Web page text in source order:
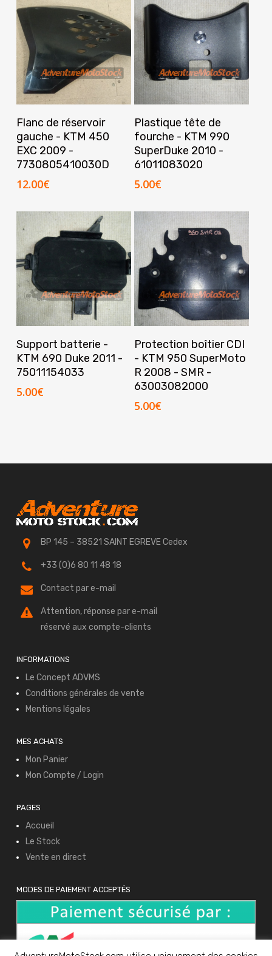
Ajouter Au Panier
Flanc de réservoir
gauche - KTM 450
EXC 2009 -
7730805410030D
12.00€
Ajouter Au Panier
Plastique tête de
fourche - KTM 990
SuperDuke 2010 -
61011083020
5.00€
Ajouter Au Panier
Support batterie -
KTM 690 Duke 2011 -
75011154033
5.00€
Ajouter Au Panier
Protection boîtier CDI
- KTM 950 SuperMoto
R 2008 - SMR -
63003082000
5.00€
BP 145 – 38521 SAINT EGREVE Cedex
+33 (0)6 80 11 48 18
Contact par e-mail
Attention, réponse par e-mail
réservé aux compte-clients
INFORMATIONS
Le Concept ADVMS
Conditions générales de vente
Mentions légales
MES ACHATS
Mon Panier
Mon Compte / Login
PAGES
Accueil
Le Stock
Vente en direct
MODES DE PAIEMENT ACCEPTÉS